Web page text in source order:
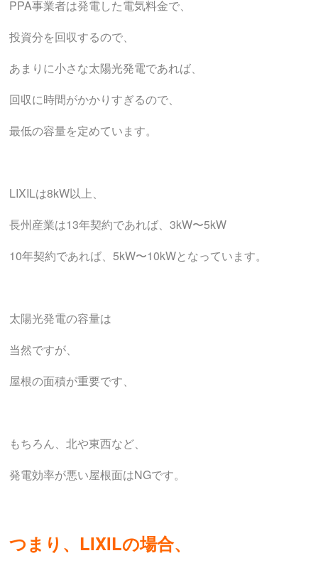
PPA事業者は発電した電気料金で、
投資分を回収するので、
あまりに小さな太陽光発電であれば、
回収に時間がかかりすぎるので、
最低の容量を定めています。
LIXILは8kW以上、
長州産業は13年契約であれば、3kW〜5kW
10年契約であれば、5kW〜10kWとなっています。
太陽光発電の容量は
当然ですが、
屋根の面積が重要です、
もちろん、北や東西など、
発電効率が悪い屋根面はNGです。
つまり、LIXILの場合、